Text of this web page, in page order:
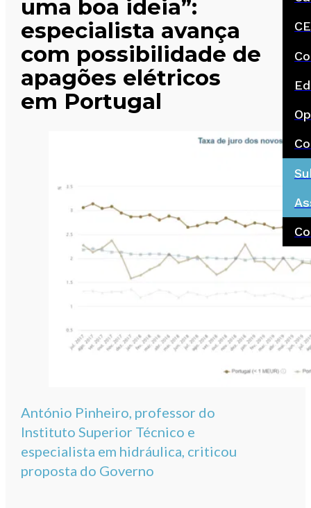
uma boa ideia”:
especialista avança
com possibilidade de
apagões elétricos
em Portugal
António Pinheiro, professor do
Instituto Superior Técnico e
especialista em hidráulica, criticou
proposta do Governo